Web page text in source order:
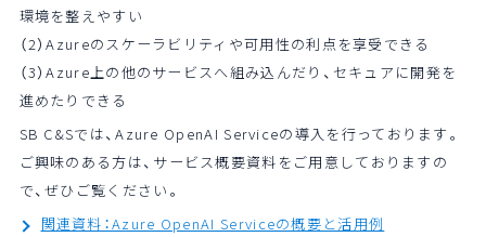
環境を整えやすい
（2）Azureのスケーラビリティや可用性の利点を享受できる
（3）Azure上の他のサービスへ組み込んだり、セキュアに開発を
進めたりできる
SB C&Sでは、Azure OpenAI Serviceの導入を行っております。
ご興味のある方は、サービス概要資料をご用意しておりますの
で、ぜひご覧ください。
関連資料：Azure OpenAI Serviceの概要と活用例